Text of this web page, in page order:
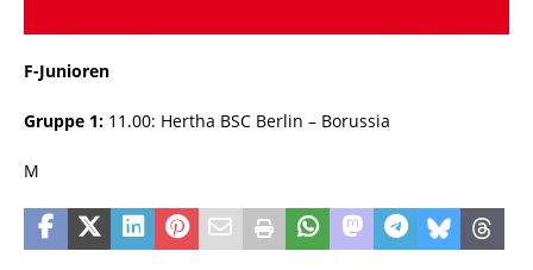
F-Junioren
Gruppe 1: 11.00: Hertha BSC Berlin – Borussia
M